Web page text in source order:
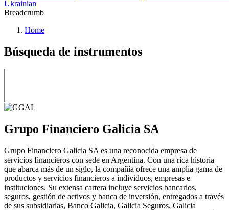
Ukrainian
Breadcrumb
Home
Búsqueda de instrumentos
Grupo Financiero Galicia SA
Grupo Financiero Galicia SA es una reconocida empresa de
servicios financieros con sede en Argentina. Con una rica historia
que abarca más de un siglo, la compañía ofrece una amplia gama de
productos y servicios financieros a individuos, empresas e
instituciones. Su extensa cartera incluye servicios bancarios,
seguros, gestión de activos y banca de inversión, entregados a través
de sus subsidiarias, Banco Galicia, Galicia Seguros, Galicia